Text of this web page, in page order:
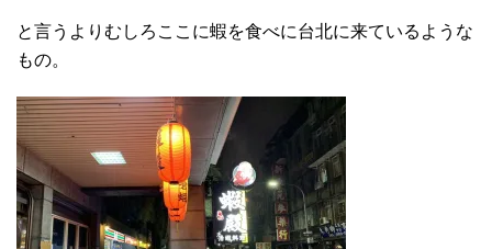
と言うよりむしろここに蝦を食べに台北に来ているような
もの。